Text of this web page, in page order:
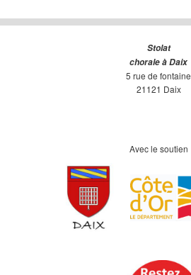
Stolat
chorale à Daix
5 rue de fontaine
21121 Daix
Avec le soutien